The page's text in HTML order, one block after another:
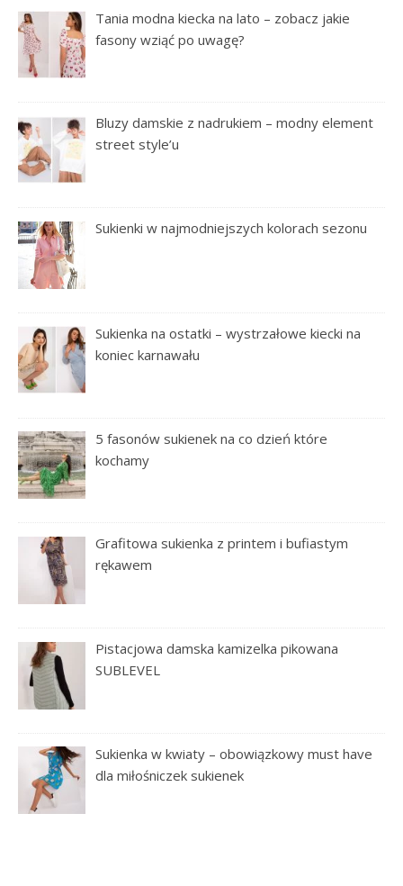
Tania modna kiecka na lato – zobacz jakie
fasony wziąć po uwagę?
Bluzy damskie z nadrukiem – modny element
street style’u
Sukienki w najmodniejszych kolorach sezonu
Sukienka na ostatki – wystrzałowe kiecki na
koniec karnawału
5 fasonów sukienek na co dzień które
kochamy
Grafitowa sukienka z printem i bufiastym
rękawem
Pistacjowa damska kamizelka pikowana
SUBLEVEL
Sukienka w kwiaty – obowiązkowy must have
dla miłośniczek sukienek